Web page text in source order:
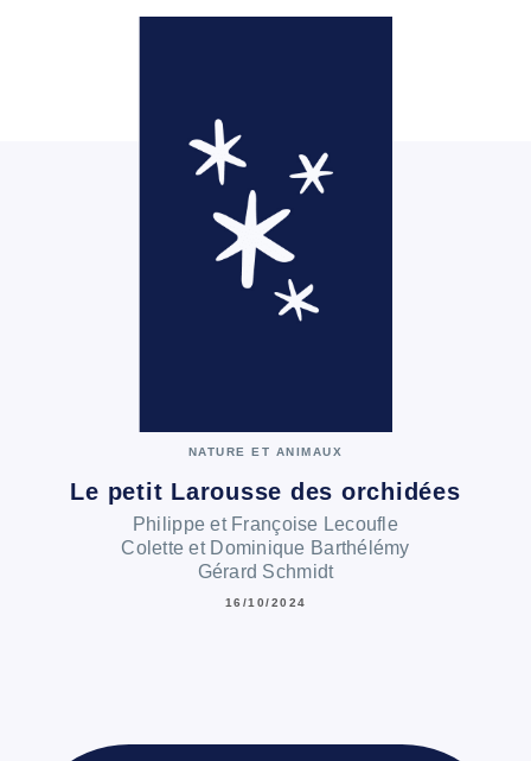
NATURE ET ANIMAUX
Le petit Larousse des orchidées
Philippe et Françoise Lecoufle
Colette et Dominique Barthélémy
Gérard Schmidt
16/10/2024